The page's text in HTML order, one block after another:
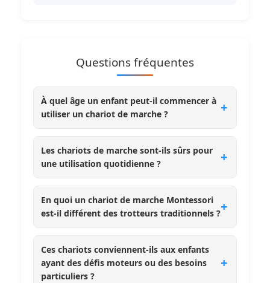
Questions fréquentes
À quel âge un enfant peut-il commencer à
utiliser un chariot de marche ?
Les chariots de marche sont-ils sûrs pour
une utilisation quotidienne ?
En quoi un chariot de marche Montessori
est-il différent des trotteurs traditionnels ?
Ces chariots conviennent-ils aux enfants
ayant des défis moteurs ou des besoins
particuliers ?